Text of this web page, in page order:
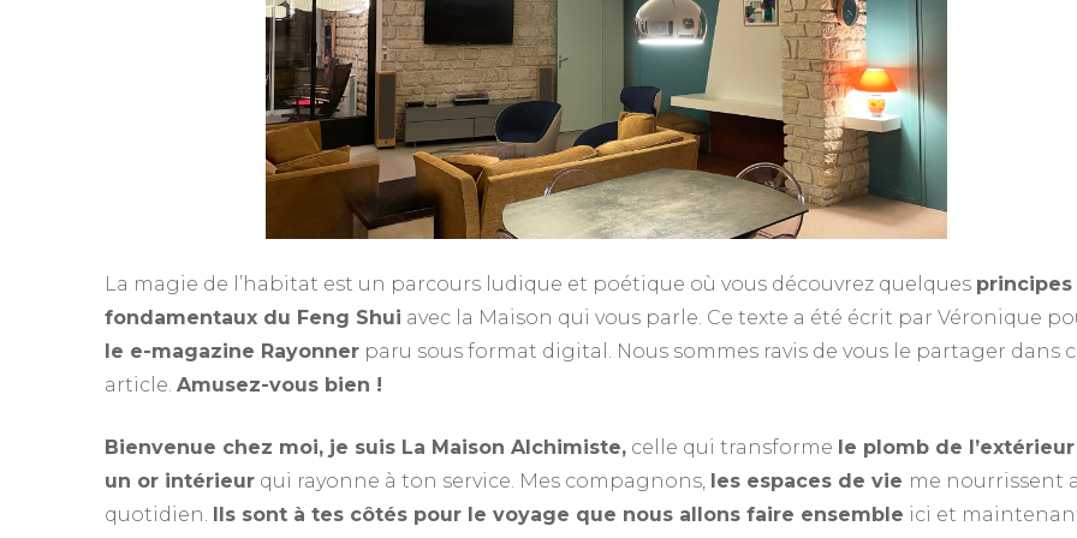
La magie de l’habitat est un parcours ludique et poétique où vous découvrez quelques principes
fondamentaux du Feng Shui avec la Maison qui vous parle. Ce texte a été écrit par Véronique
le e-magazine Rayonner paru sous format digital. Nous sommes ravis de vous le partager dans
article. Amusez-vous bien !
Bienvenue chez moi, je suis La Maison Alchimiste, celle qui transforme le plomb de
un or intérieur qui rayonne à ton service. Mes compagnons, les espaces de vie me nourrissent
quotidien.
Ils sont à tes côtés pour le voyage que nous allons faire ensemble ici et